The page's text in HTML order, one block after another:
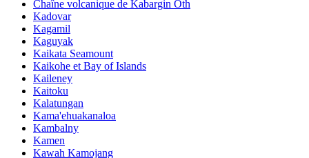
Chaîne volcanique de Kabargin Oth
Kadovar
Kagamil
Kaguyak
Kaikata Seamount
Kaikohe et Bay of Islands
Kaileney
Kaitoku
Kalatungan
Kama'ehuakanaloa
Kambalny
Kamen
Kawah Kamojang